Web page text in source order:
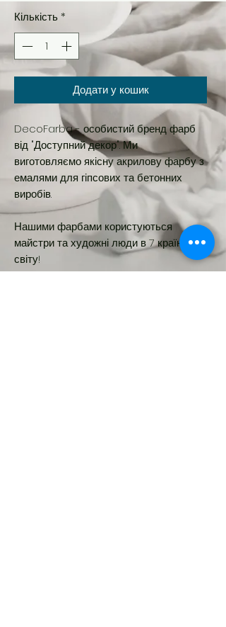
Кількість*
Додати у кошик
DecoFarba - особистий бренд фарб
від "Доступний декор". Ми
виготовляємо якісну акрилову фарбу з
емалями для гіпсових та бетонних
виробів.
Нашими фарбами користуються
майстри та художні люди в 7 країнах
світу!